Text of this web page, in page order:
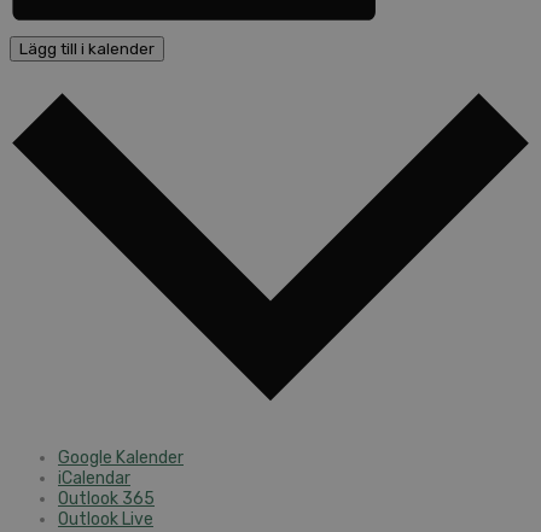
Lägg till i kalender
Google Kalender
iCalendar
Outlook 365
Outlook Live